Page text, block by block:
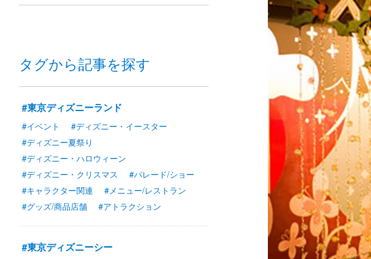
タグから記事を探す
#東京ディズニーランド
#イベント
#ディズニー・イースター
#ディズニー夏祭り
#ディズニー・ハロウィーン
#ディズニー・クリスマス
#パレード/ショー
#キャラクター関連
#メニュー/レストラン
#グッズ/商品店舗
#アトラクション
#東京ディズニーシー